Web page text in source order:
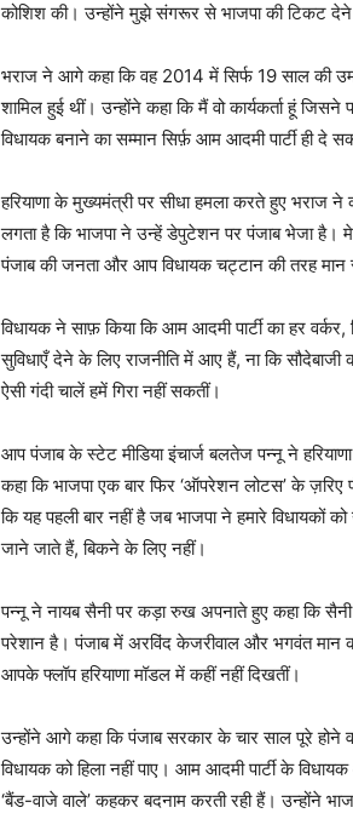
कोशिश की। उन्होंने मुझे संगरूर से भाजपा की टिकट देने
भराज ने आगे कहा कि वह 2014 में सिर्फ 19 साल की
शामिल हुई थीं। उन्होंने कहा कि मैं वो कार्यकर्ता हूं
विधायक बनाने का सम्मान सिर्फ़ आम आदमी पार्टी ही दे
हरियाणा के मुख्यमंत्री पर सीधा हमला करते हुए
लगता है कि भाजपा ने उन्हें डेपुटेशन पर पंजाब भेजा है।
पंजाब की जनता और आप विधायक चट्टान की तरह
विधायक ने साफ़ किया कि आम आदमी पार्टी का हर
सुविधाएँ देने के लिए राजनीति में आए हैं, ना कि
ऐसी गंदी चालें हमें गिरा नहीं सकतीं।
आप पंजाब के स्टेट मीडिया इंचार्ज बलतेज पन्नू ने
कहा कि भाजपा एक बार फिर ‘ऑपरेशन लोटस’ के
कि यह पहली बार नहीं है जब भाजपा ने हमारे
जाने जाते हैं, बिकने के लिए नहीं।
पन्नू ने नायब सैनी पर कड़ा रुख अपनाते हुए कहा कि सैनी
परेशान है। पंजाब में अरविंद केजरीवाल और भगवंत मान
आपके फ्लॉप हरियाणा मॉडल में कहीं नहीं दिखतीं।
उन्होंने आगे कहा कि पंजाब सरकार के चार साल पूरे
विधायक को हिला नहीं पाए। आम आदमी पार्टी के विधायक
‘बैंड-वाजे वाले’ कहकर बदनाम करती रही हैं। उन्होंने